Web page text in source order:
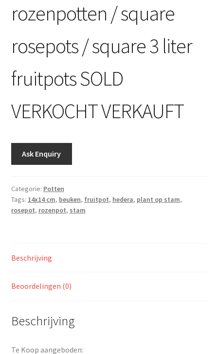
rozenpotten / square
rosepots / square 3 liter
fruitpots SOLD
VERKOCHT VERKAUFT
Ask Enquiry
Categorie: Potten
Tags: 14x14 cm, beuken, fruitpot, hedera, plant op stam,
rosepot, rozenpot, stam
Beschrijving
Beoordelingen (0)
Beschrijving
Te Koop aangeboden: